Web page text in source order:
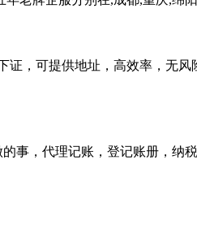
证，可提供地址，高效率，无风
事，代理记账，登记账册，纳